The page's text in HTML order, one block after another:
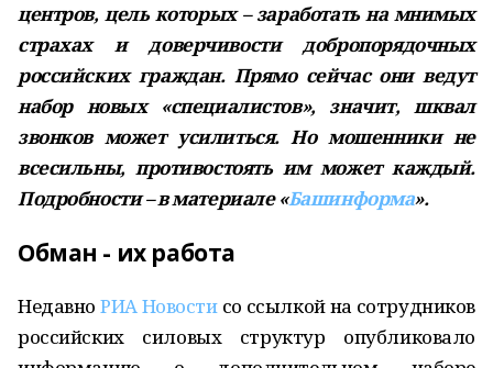
центров, цель которых – заработать на мнимых
страхах и доверчивости добропорядочных
российских граждан. Прямо сейчас они ведут
набор новых «специалистов», значит, шквал
звонков может усилиться. Но мошенники не
всесильны, противостоять им может каждый.
Подробности – в материале «Башинформа».
Обман - их работа
Недавно РИА Новостисо ссылкой на сотрудников
российских силовых структур опубликовало